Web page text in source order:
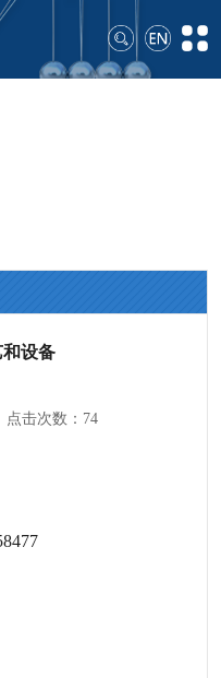
设备
击次数： 74